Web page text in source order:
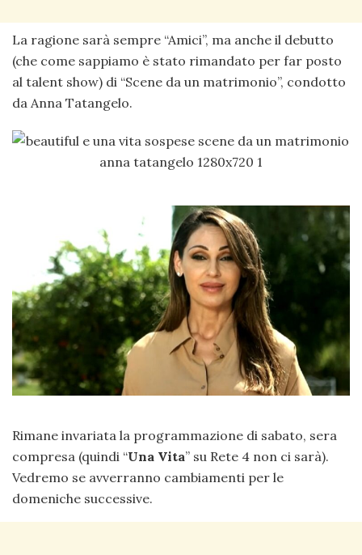
La ragione sarà sempre “Amici”, ma anche il debutto
(che come sappiamo è stato rimandato per far posto
al talent show) di “Scene da un matrimonio”, condotto
da Anna Tatangelo.
Rimane invariata la programmazione di sabato, sera
compresa (quindi “Una Vita” su Rete 4 non ci sarà).
Vedremo se avverranno cambiamenti per le
domeniche successive.